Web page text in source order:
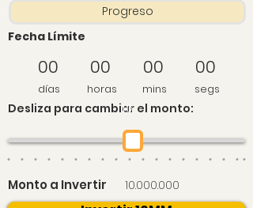
Progreso
Fecha Límite
00
días
00
horas
00
mins
00
segs
Desliza para cambiar el monto:
10
Monto a Invertir 10.000.000